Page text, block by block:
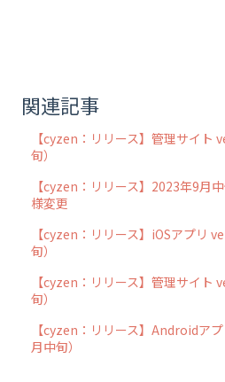
関連記事
【cyzen：リリース】管理サイト
旬）
【cyzen：リリース】2023年9月
様変更
【cyzen：リリース】iOSアプリ
旬）
【cyzen：リリース】管理サイト
旬）
【cyzen：リリース】Androidア
月中旬）